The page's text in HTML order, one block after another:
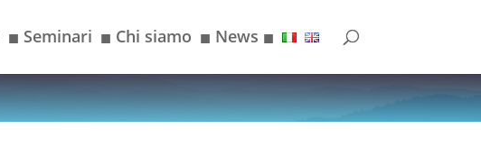
■ Seminari ■ Chi siamo ■ News ■